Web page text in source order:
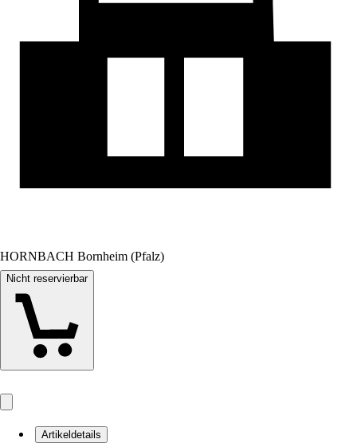
HORNBACH Bornheim (Pfalz)
Nicht reservierbar
Artikeldetails